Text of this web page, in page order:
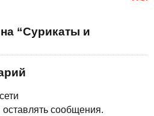
“Сурикаты и
оставлять сообщения.